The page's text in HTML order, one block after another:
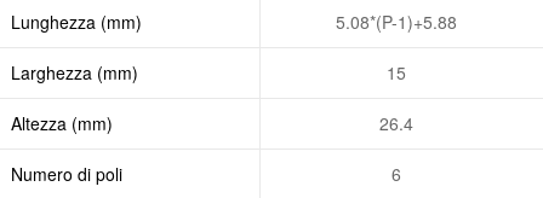
Lunghezza (mm) 5.08*(P-1)+5.88
Larghezza (mm) 15
Altezza (mm) 26.4
Numero di poli 6